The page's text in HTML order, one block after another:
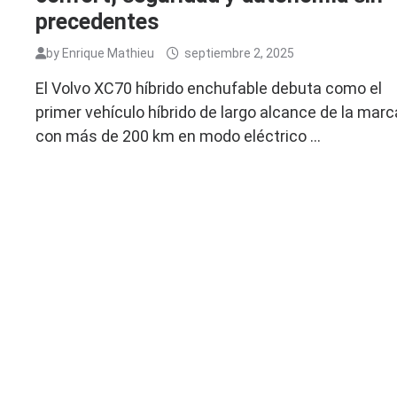
precedentes
by Enrique Mathieu septiembre 2, 2025
El Volvo XC70 híbrido enchufable debuta como el
primer vehículo híbrido de largo alcance de la
con más de 200 km en modo eléctrico …